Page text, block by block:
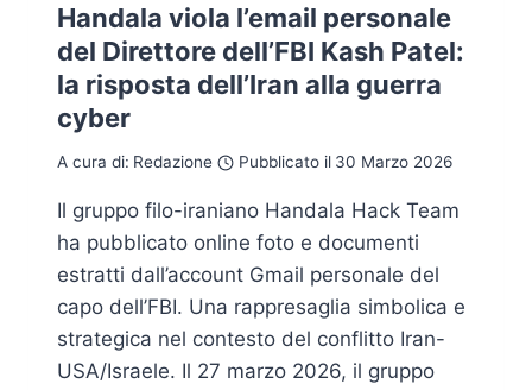
Handala viola l’email personale
del Direttore dell’FBI Kash Patel:
la risposta dell’Iran alla guerra
cyber
A cura di: Redazione Pubblicato il 30 Marzo 2026
Il gruppo filo-iraniano Handala Hack Team
ha pubblicato online foto e documenti
estratti dall’account Gmail personale del
capo dell’FBI. Una rappresaglia simbolica e
strategica nel contesto del conflitto Iran-
USA/Israele. Il 27 marzo 2026, il gruppo